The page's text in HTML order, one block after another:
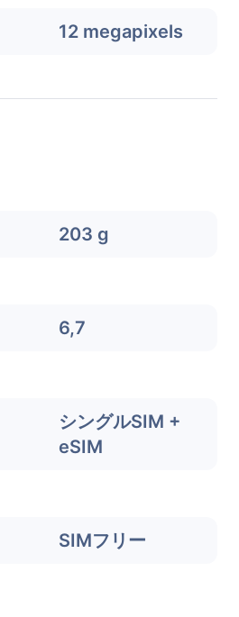
12 megapixels
203 g
6,7
シングルSIM +
eSIM
SIMフリー